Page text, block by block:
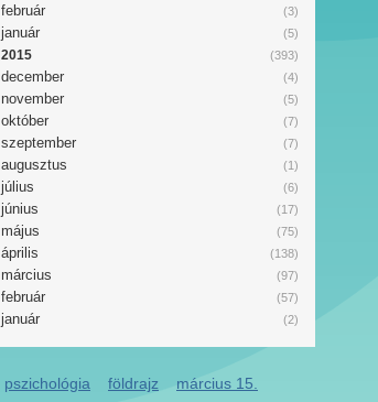
(3)
február
(5)
január
(393)
2015
(4)
december
(5)
november
(7)
október
(7)
szeptember
(1)
augusztus
(6)
július
(17)
június
(75)
május
(138)
április
(97)
március
(57)
február
(2)
január
pszichológia földrajz március 15.